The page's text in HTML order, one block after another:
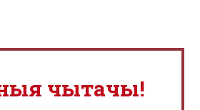
чытачы!